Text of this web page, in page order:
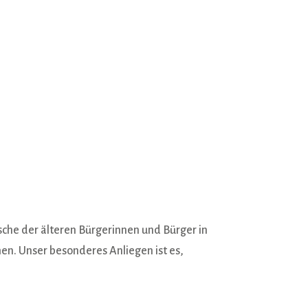
der älteren Bürgerinnen und Bürger in
Unser besonderes Anliegen ist es,